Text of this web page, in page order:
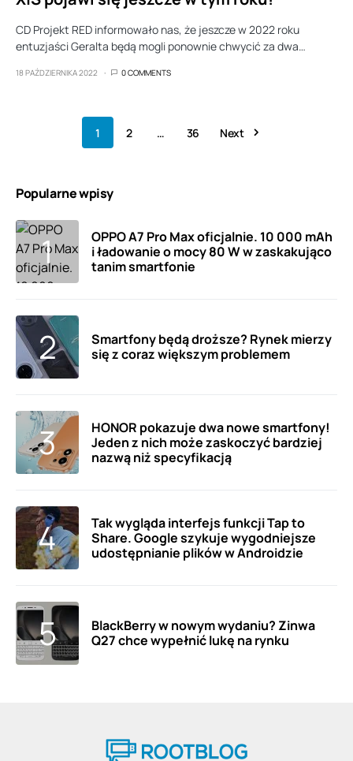
CD Projekt RED informowało nas, że jeszcze w 2022 roku
entuzjaści Geralta będą mogli ponownie chwycić za dwa…
18 PAŹDZIERNIKA 2022 0 COMMENTS
1 2 … 36 Next
Popularne wpisy
OPPO A7 Pro Max oficjalnie. 10 000 mAh
i ładowanie o mocy 80 W w zaskakująco
tanim smartfonie
Smartfony będą droższe? Rynek mierzy
się z coraz większym problemem
HONOR pokazuje dwa nowe smartfony!
Jeden z nich może zaskoczyć bardziej
nazwą niż specyfikacją
Tak wygląda interfejs funkcji Tap to
Share. Google szykuje wygodniejsze
udostępnianie plików w Androidzie
BlackBerry w nowym wydaniu? Zinwa
Q27 chce wypełnić lukę na rynku